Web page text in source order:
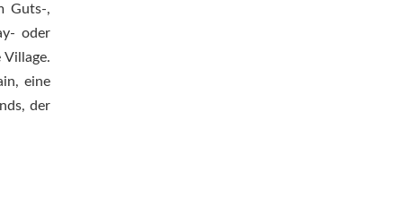
Guts-,
oder
eine
der